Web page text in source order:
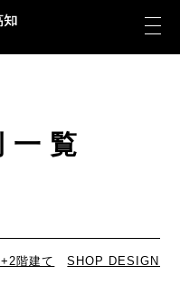
一覧
階建て SHOP DESIGN（